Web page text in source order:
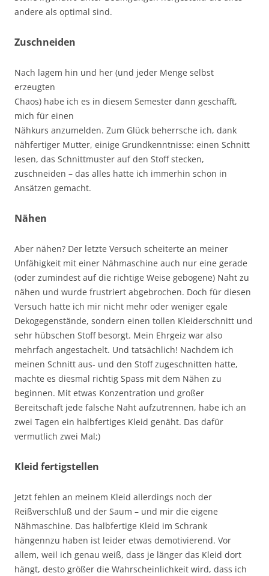
andere als optimal sind.
Zuschneiden
Nach lagem hin und her (und jeder Menge selbst
erzeugten
Chaos) habe ich es in diesem Semester dann geschafft,
mich für einen
Nähkurs anzumelden. Zum Glück beherrsche ich, dank
nähfertiger Mutter, einige Grundkenntnisse: einen Schnitt
lesen, das Schnittmuster auf den Stoff stecken,
zuschneiden – das alles hatte ich immerhin schon in
Ansätzen gemacht.
Nähen
Aber nähen? Der letzte Versuch scheiterte an meiner
Unfähigkeit mit einer Nähmaschine auch nur eine gerade
(oder zumindest auf die richtige Weise gebogene) Naht zu
nähen und wurde frustriert abgebrochen. Doch für diesen
Versuch hatte ich mir nicht mehr oder weniger egale
Dekogegenstände, sondern einen tollen Kleiderschnitt und
sehr hübschen Stoff besorgt. Mein Ehrgeiz war also
mehrfach angestachelt. Und tatsächlich! Nachdem ich
meinen Schnitt aus- und den Stoff zugeschnitten hatte,
machte es diesmal richtig Spass mit dem Nähen zu
beginnen. Mit etwas Konzentration und großer
Bereitschaft jede falsche Naht aufzutrennen, habe ich an
zwei Tagen ein halbfertiges Kleid genäht. Das dafür
vermutlich zwei Mal;)
Kleid fertigstellen
Jetzt fehlen an meinem Kleid allerdings noch der
Reißverschluß und der Saum – und mir die eigene
Nähmaschine. Das halbfertige Kleid im Schrank
hängennzu haben ist leider etwas demotivierend. Vor
allem, weil ich genau weiß, dass je länger das Kleid dort
hängt, desto größer die Wahrscheinlichkeit wird, dass ich